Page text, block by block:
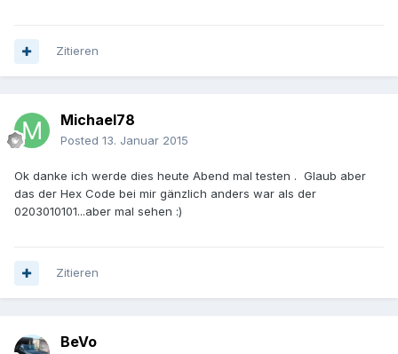
Zitieren
Michael78
Posted 13. Januar 2015
Ok danke ich werde dies heute Abend mal testen . Glaub aber
das der Hex Code bei mir gänzlich anders war als der
0203010101...aber mal sehen :)
Zitieren
BeVo